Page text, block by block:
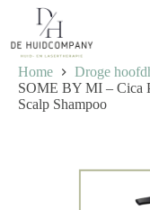
de
inhoud
Home
Droge
SOME BY MI – Cica
Scalp Shampoo